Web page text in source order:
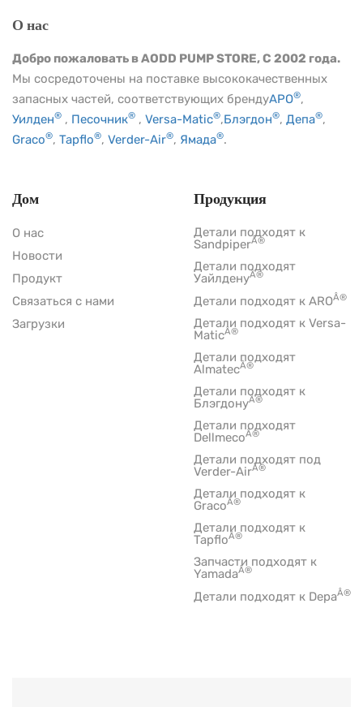
О нас
Добро пожаловать в AODD PUMP STORE, С 2002 года.
Мы сосредоточены на поставке высококачественных
запасных частей, соответствующих брендуАРО®,
Уилден® , Песочник® , Versa-Matic®,Блэгдон®, Депа®,
Graco®, Tapflo®, Verder-Air®, Ямада®.
Дом
О нас
Новости
Продукт
Связаться с нами
Загрузки
Продукция
Детали подходят к
SandpiperÂ®
Детали подходят
УайлденуÂ®
Детали подходят к AROÂ®
Детали подходят к Versa-
MaticÂ®
Детали подходят
AlmatecÂ®
Детали подходят к
БлэгдонуÂ®
Детали подходят
DellmecoÂ®
Детали подходят под
Verder-AirÂ®
Детали подходят к
GracoÂ®
Детали подходят к
TapfloÂ®
Запчасти подходят к
YamadaÂ®
Детали подходят к DepaÂ®